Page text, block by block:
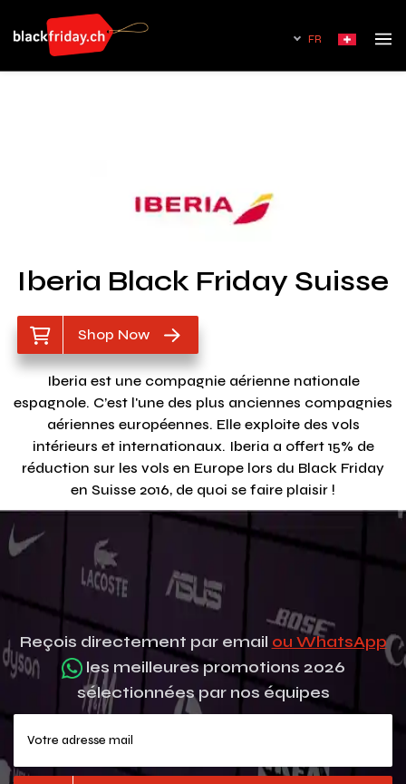
FR
Iberia Black Friday Suisse
Shop Now
Iberia est une compagnie aérienne nationale
espagnole. C’est l'une des plus anciennes compagnies
aériennes européennes. Elle exploite des vols
intérieurs et internationaux. Iberia a offert 15% de
réduction sur les vols en Europe lors du Black Friday
en Suisse 2016, de quoi se faire plaisir !
Reçois directement par email ou WhatsApp
les meilleures promotions 2026
sélectionnées par nos équipes